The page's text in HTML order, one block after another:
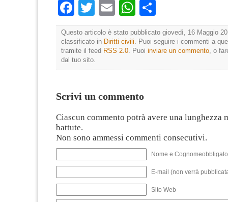
Facebook
TwitterEmailWhatsApp
Questo articolo è stato pubblicato giovedì, 16 Maggio
classificato in Diritti civili . Puoi seguire i commenti a
tramite il feed RSS 2.0 . Puoi inviare un commento , o
dal tuo sito.
Scrivi un commento
Ciascun commento potrà avere una lunghezza
battute.
Non sono ammessi commenti consecutivi.
Nome e
E-mail (non verrà
Sito Web